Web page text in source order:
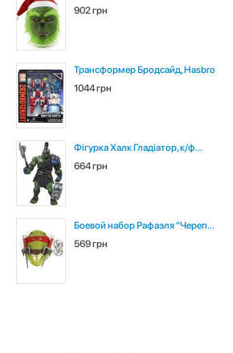
902 грн
Трансформер Бродсайд, Hasbro
1044 грн
Фігурка Халк Гладіатор, к/ф...
664 грн
Боевой набор Рафаэля "Череп...
569 грн